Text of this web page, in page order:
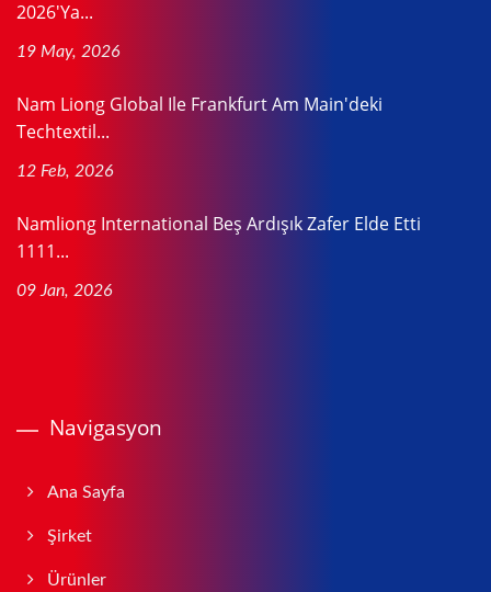
2026'ya...
19 May, 2026
Nam Liong Global Ile Frankfurt Am Main'deki
Techtextil...
12 Feb, 2026
Namliong International Beş Ardışık Zafer Elde Etti
1111...
09 Jan, 2026
Navigasyon
Ana Sayfa
Şirket
Ürünler